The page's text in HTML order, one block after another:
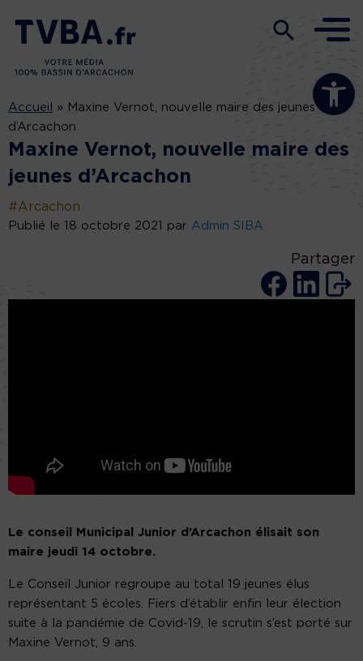
Ouvrir la
Accueil » Maxine Vernot, nouvelle maire des jeunes
d’Arcachon
Maxine Vernot, nouvelle maire des
jeunes d’Arcachon
#Arcachon
Publié le 18 octobre 2021 par Admin SIBA
Partager
Le conseil Municipal Junior d’Arcachon élisait son
maire jeudi 14 octobre.
Le Conseil Junior regroupe au total 19 jeunes élus
représentant 5 écoles. Fiers d’établir enfin leur élection
suite à la pandémie de Covid-19, le scrutin s’est porté sur
Maxine Vernot, 9 ans.